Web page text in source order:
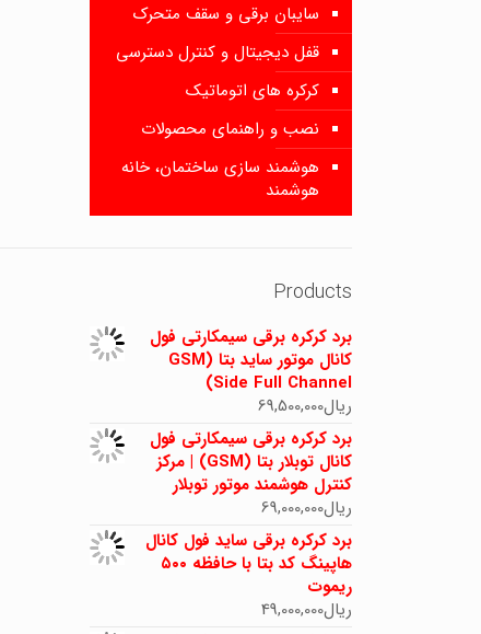
سایبان برقی و سقف متحرک
قفل دیجیتال و کنترل دسترسی
کرکره های اتوماتیک
نصب و راهنمای محصولات
هوشمند سازی ساختمان، خانه
هوشمند
Products
برد کرکره برقی سیمکارتی فول
کانال موتور ساید بتا (GSM
Side Full Channel)
ریال69,500,000
برد کرکره برقی سیمکارتی فول
کانال توبلار بتا (GSM) | مرکز
کنترل هوشمند موتور توبلار
ریال69,000,000
برد کرکره برقی ساید فول کانال
هاپینگ کد بتا با حافظه ۵۰۰
ریموت
ریال49,000,000